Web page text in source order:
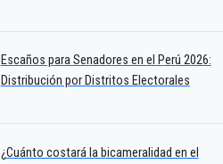
Escaños para Senadores en el Perú 2026:
Distribución por Distritos Electorales
¿Cuánto costará la bicameralidad en el